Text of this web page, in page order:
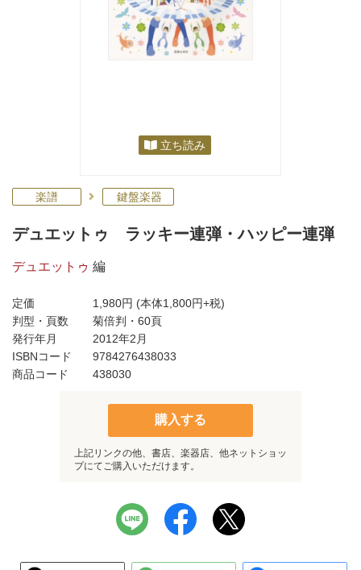
立ち読み
楽譜 鍵盤楽器
デュエットゥ ラッキー連弾・ハッピー連弾
デュエットゥ 編
定価 1,980円 (本体1,800円+税)
判型・頁数
菊倍判・60頁
発行年月
2012年2月
ISBNコード
9784276438033
商品コード
438030
購入する
上記リンクの他、書店、楽器店、他ネットショッ
プにてご購入いただけます。